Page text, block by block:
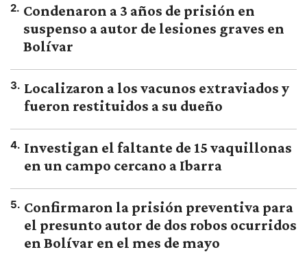
2. Condenaron a 3 años de prisión en
suspenso a autor de lesiones graves en
Bolívar
3. Localizaron a los vacunos extraviados y
fueron restituidos a su dueño
4. Investigan el faltante de 15 vaquillonas
en un campo cercano a Ibarra
5. Confirmaron la prisión preventiva para
el presunto autor de dos robos ocurridos
en Bolívar en el mes de mayo